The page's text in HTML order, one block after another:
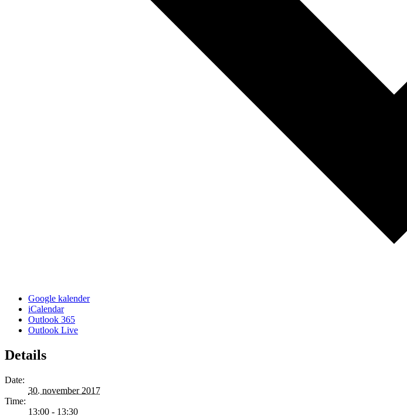
Google kalender
iCalendar
Outlook 365
Outlook Live
Details
Date:
30. november 2017
Time:
13:00 - 13:30